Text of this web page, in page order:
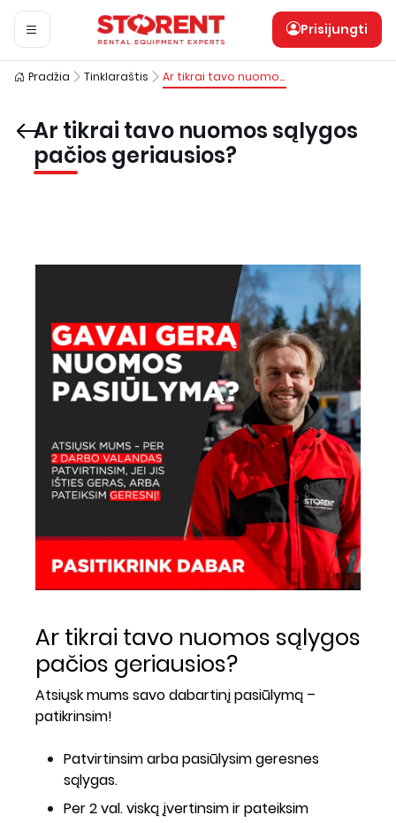
Prisijungti
Pradžia Tinklaraštis Ar tikrai tavo nuomos sąlygos pačios geriausios?
Ar tikrai tavo nuomos sąlygos
pačios geriausios?
Ar tikrai tavo nuomos sąlygos
pačios geriausios?
Atsiųsk mums savo dabartinį pasiūlymą –
patikrinsim!
Patvirtinsim arba pasiūlysim geresnes
sąlygas.
Per 2 val. viską įvertinsim ir pateiksim